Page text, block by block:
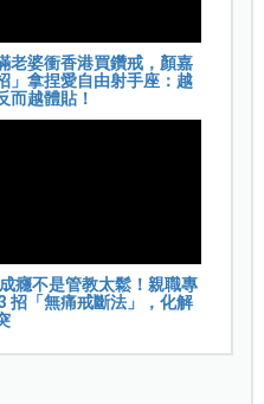
老婆衝香港買鑽戒，顏嘉
」拿捏愛自由射手座：越
而越體貼！
癮不是管教太鬆！親職專
招「無痛戒斷法」，化解